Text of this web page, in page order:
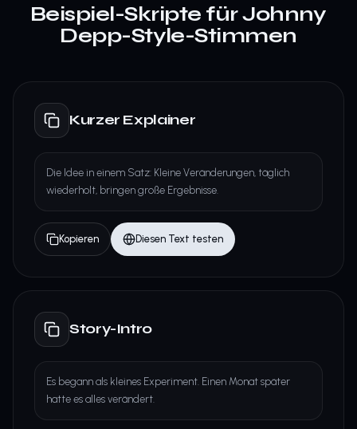
Beispiel-Skripte für Johnny
Depp-Style-Stimmen
Kurzer Explainer
Die Idee in einem Satz: Kleine Veränderungen, täglich
wiederholt, bringen große Ergebnisse.
Kopieren Diesen Text testen
Story-Intro
Es begann als kleines Experiment. Einen Monat später
hatte es alles verändert.